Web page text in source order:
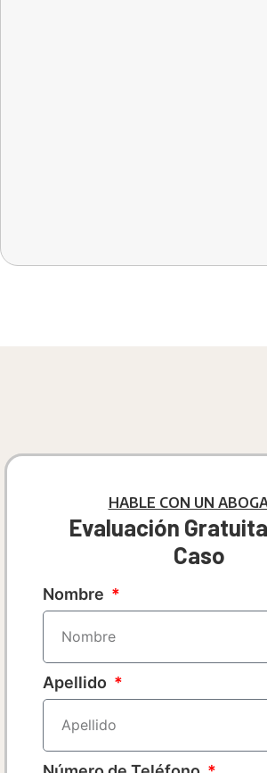
HABLE CON UN
Evaluación
Caso
Nombre
Apellido